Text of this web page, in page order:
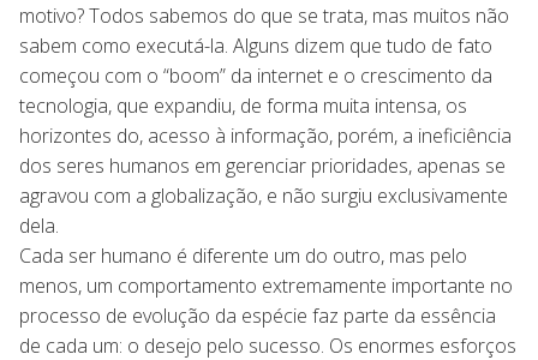
motivo? Todos sabemos do que se trata, mas muitos não
sabem como executá-la. Alguns dizem que tudo de fato
começou com o “boom” da internet e o crescimento da
tecnologia, que expandiu, de forma muita intensa, os
horizontes do, acesso à informação, porém, a ineficiência
dos seres humanos em gerenciar prioridades, apenas se
agravou com a globalização, e não surgiu exclusivamente
dela.
Cada ser humano é diferente um do outro, mas pelo
menos, um comportamento extremamente importante no
processo de evolução da espécie faz parte da essência
de cada um: o desejo pelo sucesso. Os enormes esforços